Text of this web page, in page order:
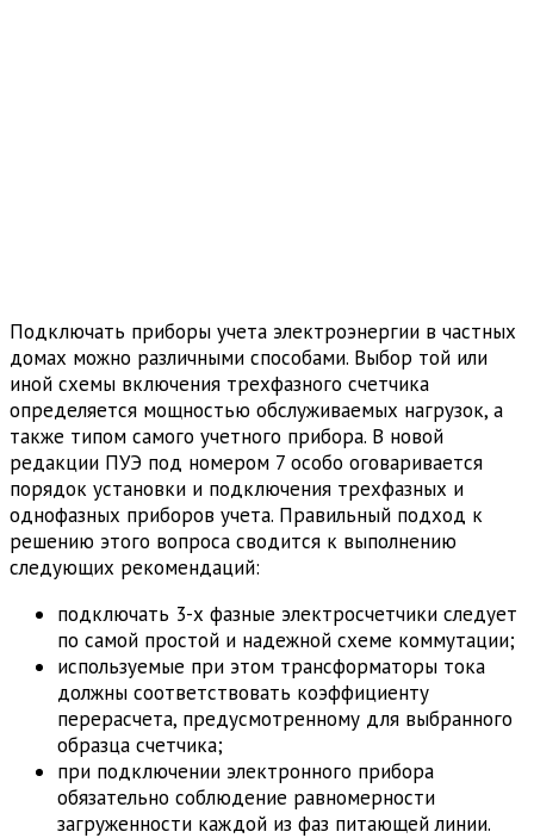
Подключать приборы учета электроэнергии в частных
домах можно различными способами. Выбор той или
иной схемы включения трехфазного счетчика
определяется мощностью обслуживаемых нагрузок, а
также типом самого учетного прибора. В новой
редакции ПУЭ под номером 7 особо оговаривается
порядок установки и подключения трехфазных и
однофазных приборов учета. Правильный подход к
решению этого вопроса сводится к выполнению
следующих рекомендаций:
подключать 3-х фазные электросчетчики следует
по самой простой и надежной схеме коммутации;
используемые при этом трансформаторы тока
должны соответствовать коэффициенту
перерасчета, предусмотренному для выбранного
образца счетчика;
при подключении электронного прибора
обязательно соблюдение равномерности
загруженности каждой из фаз питающей линии.